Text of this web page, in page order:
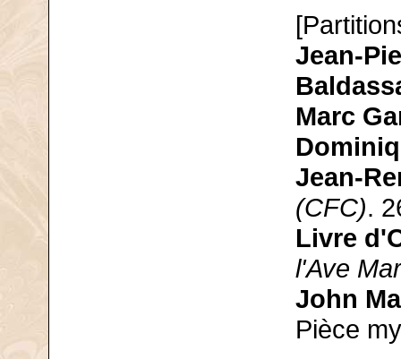
Jean-
Marc
Jean-
(CFC).
Livre
l'Ave
John
Pièce